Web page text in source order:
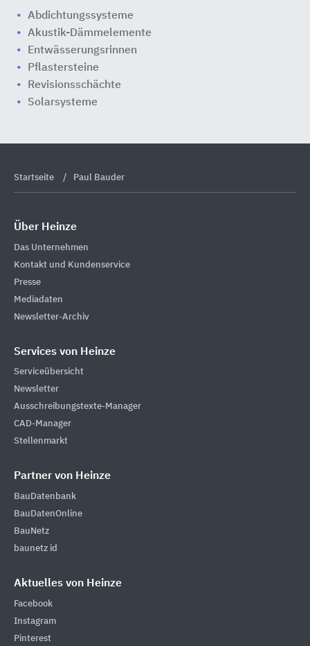
Abdichtungssysteme
Akustik-Dämmelemente
Entwässerungsrinnen
Pflastersteine
Revisionsschächte
Solarsysteme
Startseite Paul Bauder
Über Heinze
Das Unternehmen
Kontakt und Kundenservice
Presse
Mediadaten
Newsletter-Archiv
Services von Heinze
Serviceübersicht
Newsletter
Ausschreibungstexte-Manager
CAD-Manager
Stellenmarkt
Partner von Heinze
BauDatenbank
BauDatenOnline
BauNetz
baunetz id
Aktuelles von Heinze
Facebook
Instagram
Pinterest